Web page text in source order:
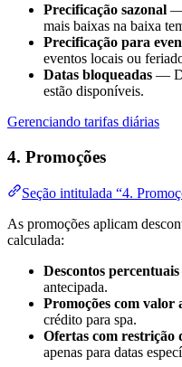
Precificação sazonal —
mais baixas na baixa
Precificação para
eventos locais ou
Datas bloqueadas —
estão disponíveis.
Gerenciando tarifas diárias
4. Promoções
Seção intitulada “4.
As promoções aplicam
calculada:
Descontos percentuais
antecipada.
Promoções com valor
crédito para spa.
Ofertas com restrição
apenas para datas